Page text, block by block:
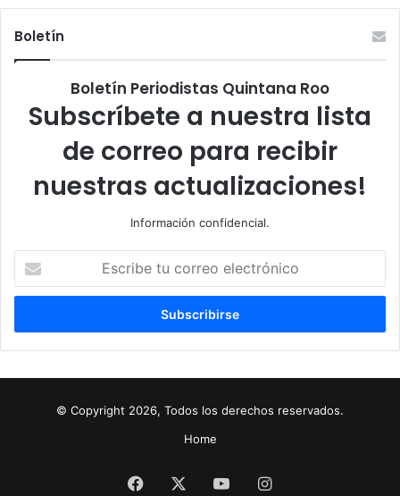
Boletín
Boletín Periodistas Quintana Roo
Subscríbete a nuestra lista
de correo para recibir
nuestras actualizaciones!
Información confidencial.
correo
© Copyright 2026, Todos los derechos reservados.
Home
Facebook YouTubeInstagram